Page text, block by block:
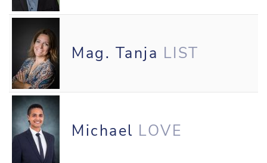
Mag. Tanja LIST
Michael LOVE